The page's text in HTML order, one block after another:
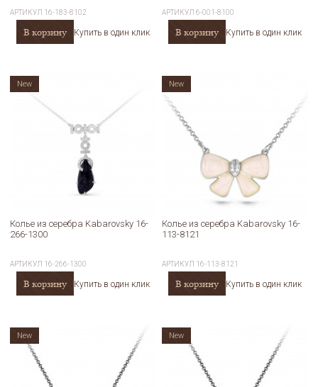
АРТИКУЛ 16-183-8102
В корзину Купить в один клик
АРТИКУЛ6-001-8100
В корзину Купить в один клик
Колье из серебра Kabarovsky 16-
266-1300
АРТИКУЛ 16-266-1300
В корзину Купить в один клик
New
Колье из серебра Kabarovsky 16-
113-8121
АРТИКУЛ 16-113-8121
В корзину Купить в один клик
New
New New